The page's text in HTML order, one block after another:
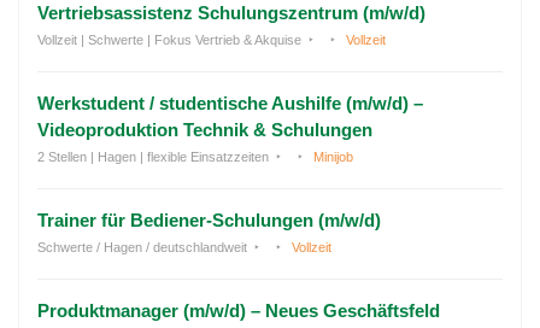
Vertriebsassistenz Schulungszentrum (m/w/d)
Vollzeit | Schwerte | Fokus Vertrieb & Akquise Vollzeit
Werkstudent / studentische Aushilfe (m/w/d) –
Videoproduktion Technik & Schulungen
2 Stellen | Hagen | flexible Einsatzzeiten Minijob
Trainer für Bediener-Schulungen (m/w/d)
Schwerte / Hagen / deutschlandweit Vollzeit
Produktmanager (m/w/d) – Neues Geschäftsfeld